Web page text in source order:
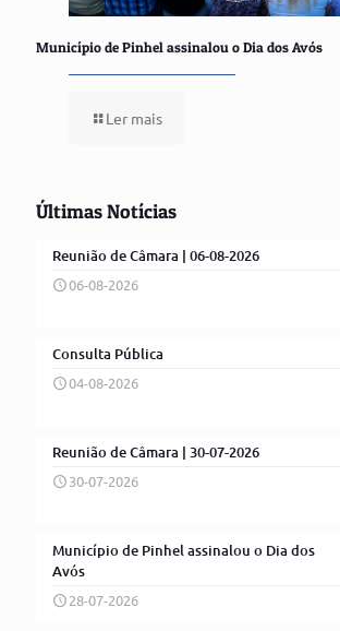
Município de Pinhel assinalou o Dia dos Avós
Ler mais
Últimas Notícias
Reunião de Câmara | 06-08-2026
06-08-2026
Consulta Pública
04-08-2026
Reunião de Câmara | 30-07-2026
30-07-2026
Município de Pinhel assinalou o Dia dos
Avós
28-07-2026